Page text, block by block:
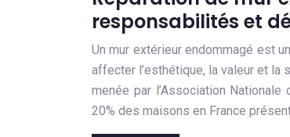
responsabilités et
Un mur extérieur endommagé est
affecter l’esthétique, la valeur et la
menée par l’Association
20% des maisons en France